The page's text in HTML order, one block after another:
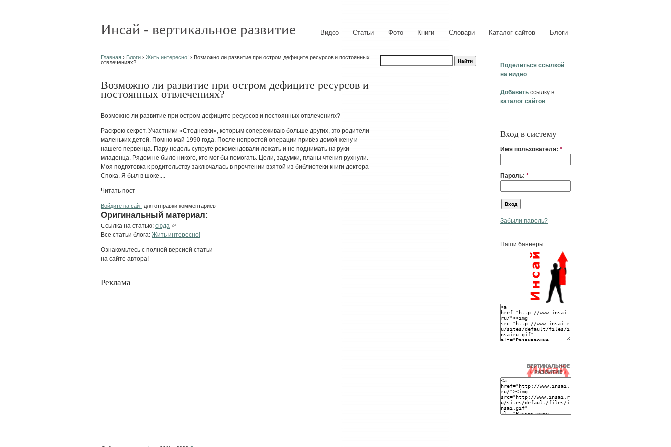
Инсай - вертикальное развитие Видео Статьи Фото Книги Словари Каталог сайтов Блоги
Поделиться ссылкой
на видео
Добавить ссылку в
каталог сайтов
Вход в систему
Имя пользователя: *
Пароль: *
Забыли пароль?
Наши баннеры:
Главная › Блоги › Жить интересно! › Возможно ли развитие при остром дефиците ресурсов и постоянных
отвлечениях?
Возможно ли развитие при остром дефиците ресурсов и
постоянных отвлечениях?
Возможно ли развитие при остром дефиците ресурсов и постоянных отвлечениях?
Раскрою секрет. Участники «Стодневки», которым сопереживаю больше других, это родители
маленьких детей. Помню май 1990 года. После непростой операции привёз домой жену и
нашего первенца. Пару недель супруге рекомендовали лежать и не поднимать на руки
младенца. Рядом не было никого, кто мог бы помогать. Цели, задумки, планы чтения рухнули.
Моя подготовка к родительству заключалась в прочтении взятой из библиотеки книги доктора
Спока. Я был в шоке....
Читать пост
Войдите на сайт для отправки комментариев
Оригинальный материал:
Ссылка на статью: сюда
Все статьи блога: Жить интересно!
Ознакомьтесь с полной версией статьи
на сайте автора!
Реклама